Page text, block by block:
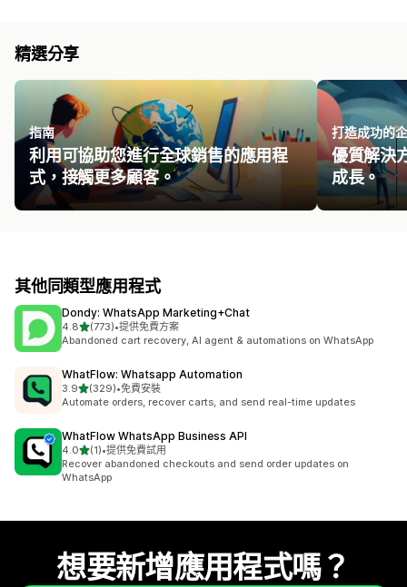
精選分享
指南
利用可協助您進行全球銷售的應用程
式，接觸更多顧客。
打造成功的
優質解決
成長。
其他同類型應用程式
Dondy: WhatsApp Marketing+Chat
4.8滿分 5 顆星
(773)
共有 773 則評價
•提供免費方案
Abandoned cart recovery, AI agent & automations on WhatsApp
WhatFlow: Whatsapp Automation
3.9滿分 5 顆星
(329)
共有 329 則評價
•免費安裝
Automate orders, recover carts, and send real-time updates
WhatFlow WhatsApp Business API
4.0滿分 5 顆星
(1)
共有 1 則評價
•提供免費試用
Recover abandoned checkouts and send order updates on
WhatsApp
想要新增應用程式嗎？